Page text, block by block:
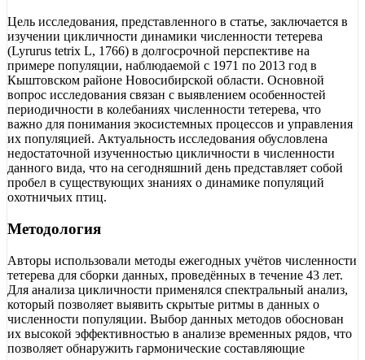
Цель исследования, представленного в статье, заключается в
изучении цикличности динамики численности тетерева
(Lyrurus tetrix L, 1766) в долгосрочной перспективе на
примере популяции, наблюдаемой с 1971 по 2013 год в
Кыштовском районе Новосибирской области. Основной
вопрос исследования связан с выявлением особенностей
периодичности в колебаниях численности тетерева, что
важно для понимания экосистемных процессов и управления
их популяцией. Актуальность исследования обусловлена
недостаточной изученностью цикличности в численности
данного вида, что на сегодняшний день представляет собой
пробел в существующих знаниях о динамике популяций
охотничьих птиц.
Методология
Авторы использовали методы ежегодных учётов численности
тетерева для сборки данных, проведённых в течение 43 лет.
Для анализа цикличности применялся спектральный анализ,
который позволяет выявить скрытые ритмы в данных о
численности популяции. Выбор данных методов обоснован
их высокой эффективностью в анализе временных рядов, что
позволяет обнаружить гармонические составляющие